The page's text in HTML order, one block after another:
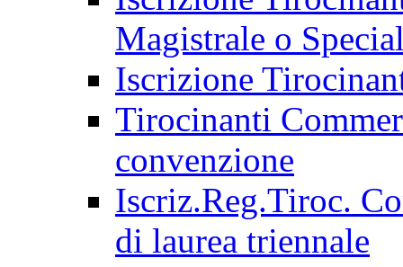
Magistrale o
Iscrizione
Tirocinanti
convenzione
Iscriz.Reg.Tiroc.
di laurea triennale